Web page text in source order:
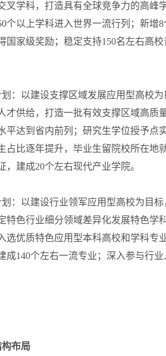
叉学科，打造具有全球竞争力的高峰
个以上学科进入世界一流行列；新
国家级奖励；稳定支持150名左右高
以建设支撑区域发展应用型高校
才供给，打造一批有效支撑区域高
平达到省内前列；研究生学位授予
占比逐年提升，毕业生留院校所在地
建成20个左右现代产业学院。
以建设行业领军应用型高校为目
特色行业细分领域差异化发展特色
选优质特色应用型本科高校和学科
成140个左右一流专业；深入参与行
构布局